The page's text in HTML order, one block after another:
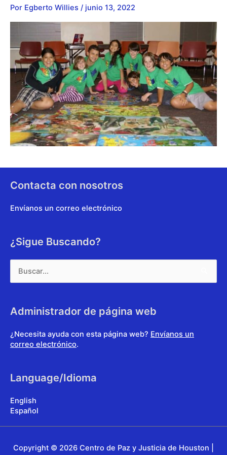
Por Egberto Willies / junio 13, 2022
Contacta con nosotros
Envíanos un correo electrónico
¿Sigue Buscando?
Administrador de página web
¿Necesita ayuda con esta página web? Envíanos un
correo electrónico.
Language/Idioma
English
Español
Copyright © 2026 Centro de Paz y Justicia de Houston